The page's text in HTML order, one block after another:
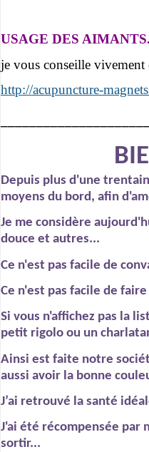
USAGE DES
je vous conseille
http://acupuncture-
Depuis plus d'une
moyens du bord, afin
Je me considère
douce et autres...
Ce n'est pas facile de
Ce n'est pas facile de
Si vous n'affichez pas la
petit rigolo ou un
Ainsi est faite notre
aussi avoir la bonne
J’ai retrouvé la santé
J'ai été récompensée par
sortir...